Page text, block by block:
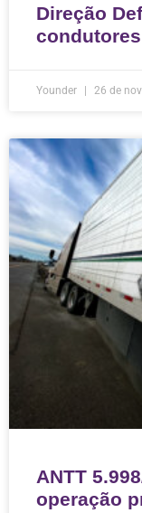
Direção
Younder 26 de
ANTT
operação